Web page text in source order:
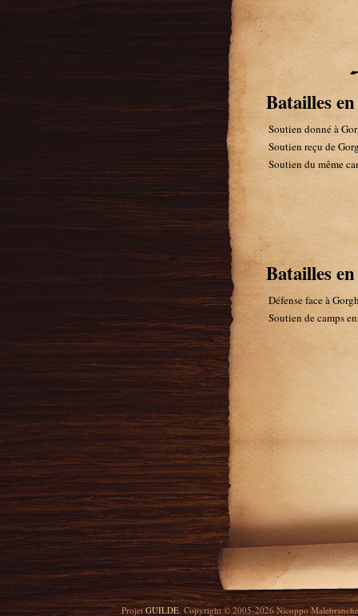
Batailles
Soutien donné à
Soutien reçu de
Soutien du même
Batailles
Défense face à
Soutien de camps
Projet GUILDE. Copyright © 2005-2026 Nicoppo Malebranche